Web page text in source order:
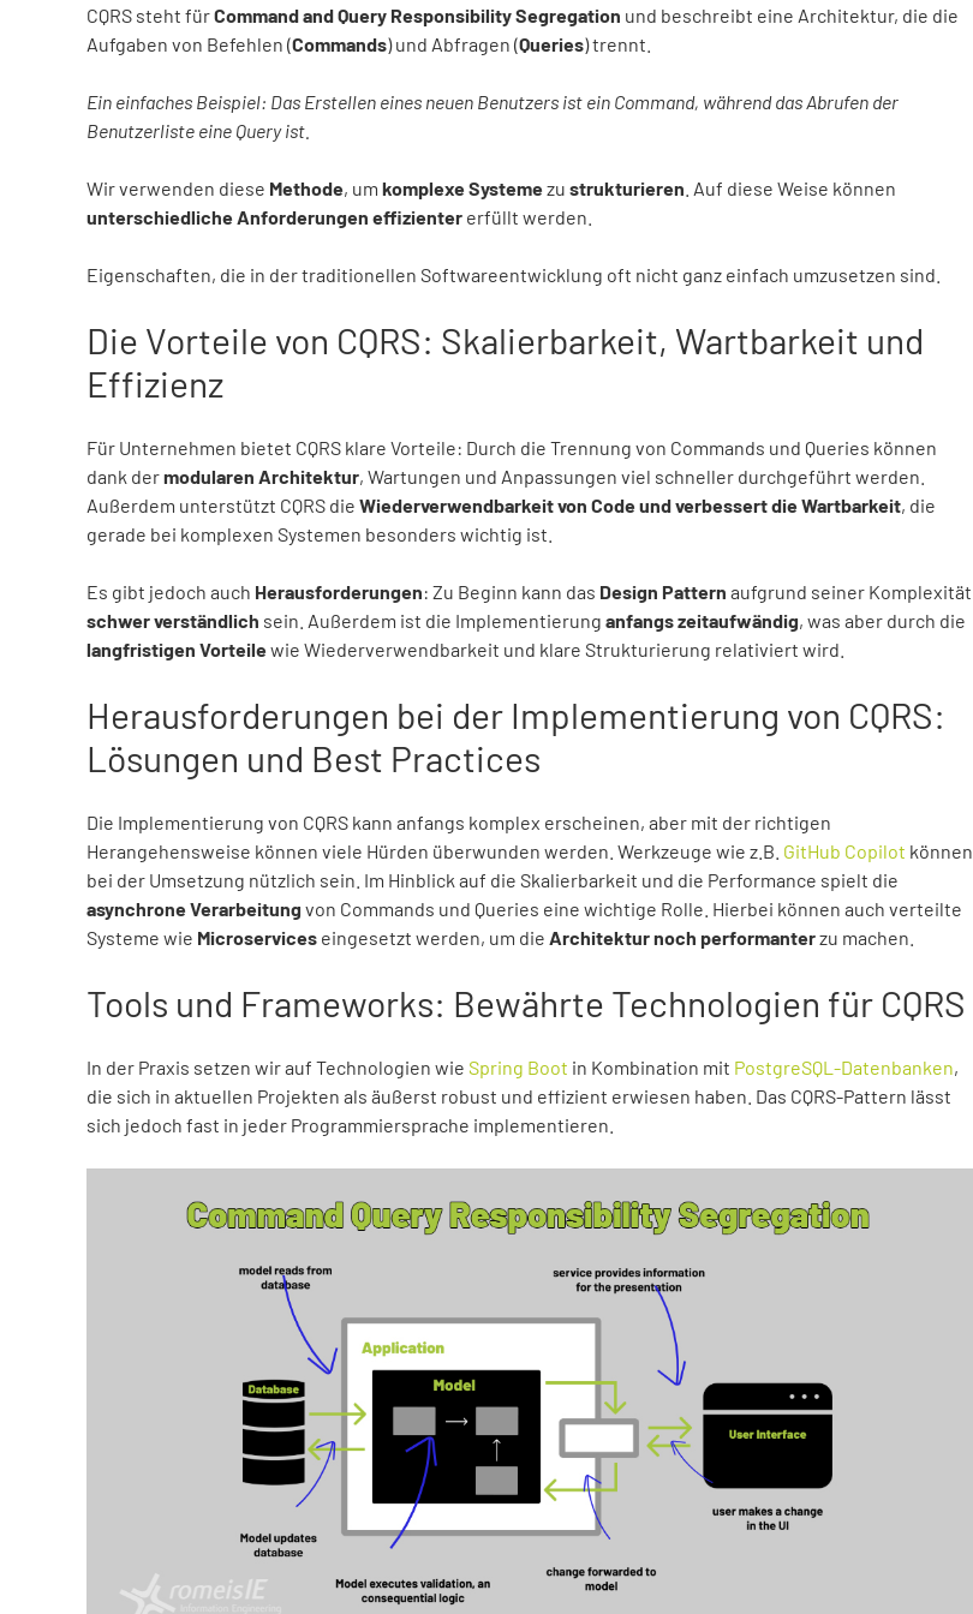
CQRS steht fürCommand and Query Responsibility Segregation und beschreibt eine Architektur, die die
Aufgaben von Befehlen (Commands) und Abfragen (Queries) trennt.
Ein einfaches Beispiel: Das Erstellen eines neuen Benutzers ist ein Command, während das Abrufen der
Benutzerliste eine Query ist.
Wir verwenden diese Methode, um komplexe Systemezu strukturieren . Auf diese Weise können
unterschiedliche Anforderungen effizienter erfüllt werden.
Eigenschaften, die in der traditionellen Softwareentwicklung oft nicht ganz einfach umzusetzen sind.
Die Vorteile von CQRS: Skalierbarkeit, Wartbarkeit und
Effizienz
Für Unternehmen bietet CQRS klare Vorteile: Durch die Trennung von Commands und Queries können
dank dermodularen Architektur, Wartungen und Anpassungen viel schneller durchgeführt werden.
Außerdem unterstützt CQRS die Wiederverwendbarkeit von Code und verbessert die Wartbarkeit, die
gerade bei komplexen Systemen besonders wichtig ist.
Es gibt jedoch auch Herausforderungen: Zu Beginn kann das Design Pattern aufgrund seiner Komplexität
schwer verständlich sein. Außerdem ist die Implementierung anfangs zeitaufwändig, was aber durch die
langfristigen Vorteilewie Wiederverwendbarkeit und klare Strukturierung relativiert wird.
Herausforderungen bei der Implementierung von CQRS:
Lösungen und Best Practices
Die Implementierung von CQRS kann anfangs komplex erscheinen, aber mit der richtigen
Herangehensweise können viele Hürden überwunden werden. Werkzeuge wie z.B. GitHub Copilot können
bei der Umsetzung nützlich sein. Im Hinblick auf die Skalierbarkeit und die Performance spielt die
asynchrone Verarbeitung von Commands und Queries eine wichtige Rolle. Hierbei können auch verteilte
Systeme wie Microservices eingesetzt werden, um die Architektur noch performanterzu machen.
Tools und Frameworks: Bewährte Technologien für CQRS
In der Praxis setzen wir auf Technologien wie Spring Boot in Kombination mit PostgreSQL-Datenbanken,
die sich in aktuellen Projekten als äußerst robust und effizient erwiesen haben. Das CQRS-Pattern lässt
sich jedoch fast in jeder Programmiersprache implementieren.